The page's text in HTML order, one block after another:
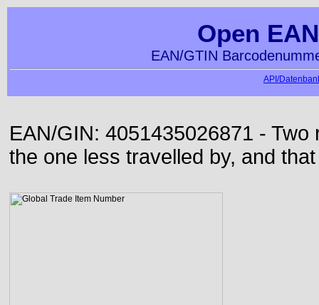
Open
EAN/GTIN
API/
EAN/GIN: 4051435026871 -
the one less travelled by, and